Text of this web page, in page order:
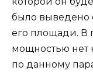
было выведено
его площади. В
мощностью нет
по данному